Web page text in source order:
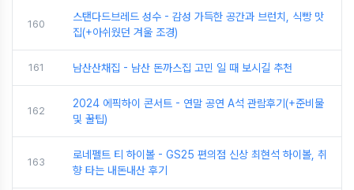
160
스탠다드브레드 성수 - 감성 가득한 공간과 브런치, 식빵 맛
집(+아쉬웠던 겨울 조경)
161 남산산채집 - 남산 돈까스집 고민 일 때 보시길 추천
162
2024 에픽하이 콘서트 - 연말 공연 A석 관람후기(+준비물
및 꿀팁)
163
로네펠트 티 하이볼 - GS25 편의점 신상 최현석 하이볼, 취
향 타는 내돈내산 후기